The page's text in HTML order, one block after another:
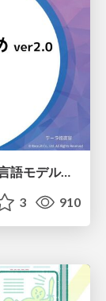
つくって納得、つかって実感！ 大規模言語モデルことはじめ ver2.0
3 910